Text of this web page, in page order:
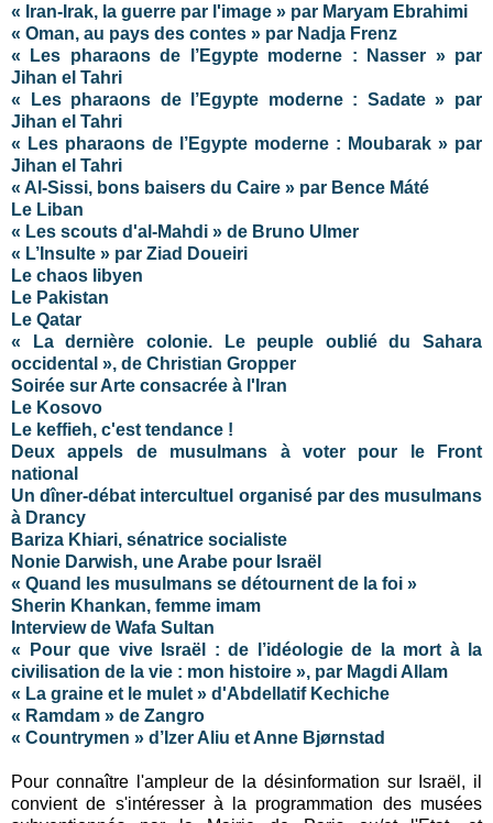
« Iran-Irak, la guerre par l'image » par Maryam Ebrahimi
« Oman, au pays des contes » par Nadja Frenz
« Les pharaons de l’Egypte moderne : Nasser » par
Jihan el Tahri
« Les pharaons de l’Egypte moderne : Sadate » par
Jihan el Tahri
« Les pharaons de l’Egypte moderne : Moubarak » par
Jihan el Tahri
« Al-Sissi, bons baisers du Caire » par Bence Máté
Le Liban
« Les scouts d'al-Mahdi » de Bruno Ulmer
« L’Insulte » par Ziad Doueiri
Le chaos libyen
Le Pakistan
Le Qatar
« La dernière colonie. Le peuple oublié du Sahara
occidental », de Christian Gropper
Soirée sur Arte consacrée à l'Iran
Le Kosovo
Le keffieh, c'est tendance !
Deux appels de musulmans à voter pour le Front
national
Un dîner-débat intercultuel organisé par des musulmans
à Drancy
Bariza Khiari, sénatrice socialiste
Nonie Darwish, une Arabe pour Israël
« Quand les musulmans se détournent de la foi »
Sherin Khankan, femme imam
Interview de Wafa Sultan
« Pour que vive Israël : de l’idéologie de la mort à la
civilisation de la vie : mon histoire », par Magdi Allam
« La graine et le mulet » d'Abdellatif Kechiche
« Ramdam » de Zangro
« Countrymen » d’Izer Aliu et Anne Bjørnstad
Pour connaître l'ampleur de la désinformation sur Israël, il
convient de s'intéresser à la programmation des musées